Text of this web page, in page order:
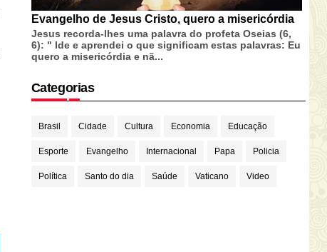
Evangelho de Jesus Cristo, quero a misericórdia
Jesus recorda-lhes uma palavra do profeta Oseias (6,
6): " Ide e aprendei o que significam estas palavras: Eu
quero a misericórdia e nã...
Categorias
Brasil Cidade Cultura Economia Educação
Esporte Evangelho Internacional Papa Policia
Política Santo do dia Saúde Vaticano Video